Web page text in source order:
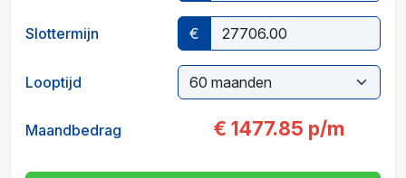
Slottermijn €
Looptijd
Maandbedrag € 1477.85 p/m